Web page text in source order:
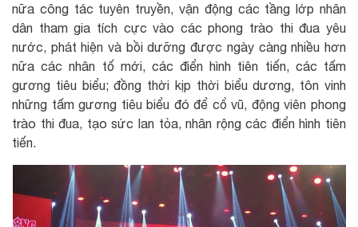
nữa công tác tuyên truyền, vận động các tầng lớp nhân
dân tham gia tích cực vào các phong trào thi đua yêu
nước, phát hiện và bồi dưỡng được ngày càng nhiều hơn
nữa các nhân tố mới, các điển hình tiên tiến, các tấm
gương tiêu biểu; đồng thời kịp thời biểu dương, tôn vinh
những tấm gương tiêu biểu đó để cổ vũ, động viên phong
trào thi đua, tạo sức lan tỏa, nhân rộng các điển hình tiên
tiến.